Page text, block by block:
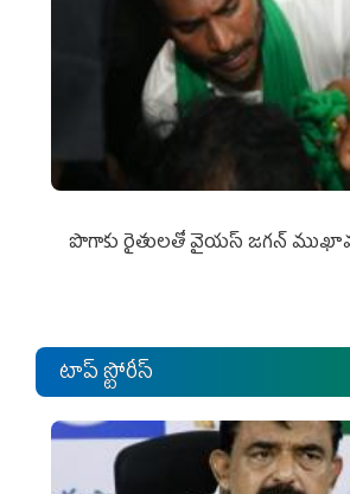
పొగాకు రైతుల‌తో వైయ‌స్ జ‌గ‌న్
టాప్ స్టోరీస్